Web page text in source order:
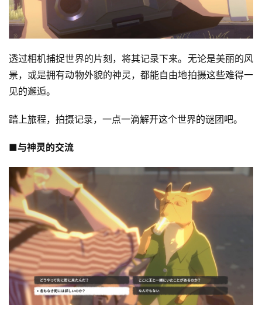
透过相机捕捉世界的片刻，将其记录下来。无论是美丽的风
景，或是拥有动物外貌的神灵，都能自由地拍摄这些难得一
见的邂逅。
踏上旅程，拍摄记录，一点一滴解开这个世界的谜团吧。
■与神灵的交流